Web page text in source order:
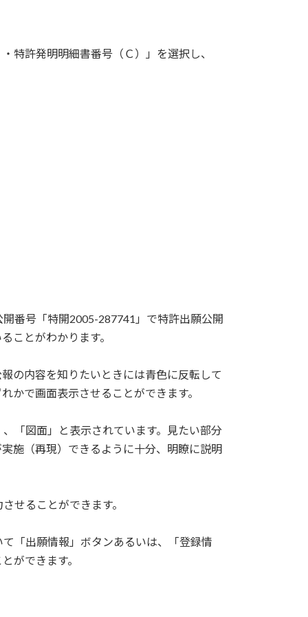
特許発明明細書番号（Ｃ）」を選択し、
番号「特開2005-287741」で特許出願公開
ことがわかります。
の内容を知りたいときには青色に反転して
かで画面表示させることができます。
「図面」と表示されています。見たい部分
施（再現）できるように十分、明瞭に説明
せることができます。
「出願情報」ボタンあるいは、「登録情
ができます。